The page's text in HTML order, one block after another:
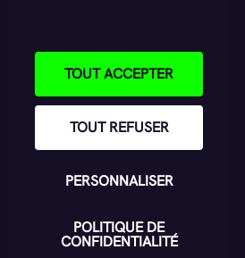
TOUT ACCEPTER
TOUT REFUSER
PERSONNALISER
POLITIQUE DE
CONFIDENTIALITÉ